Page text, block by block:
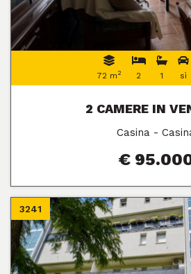
72 m 2 2 1 sì
2 CAMERE IN
Casina -
€
3241